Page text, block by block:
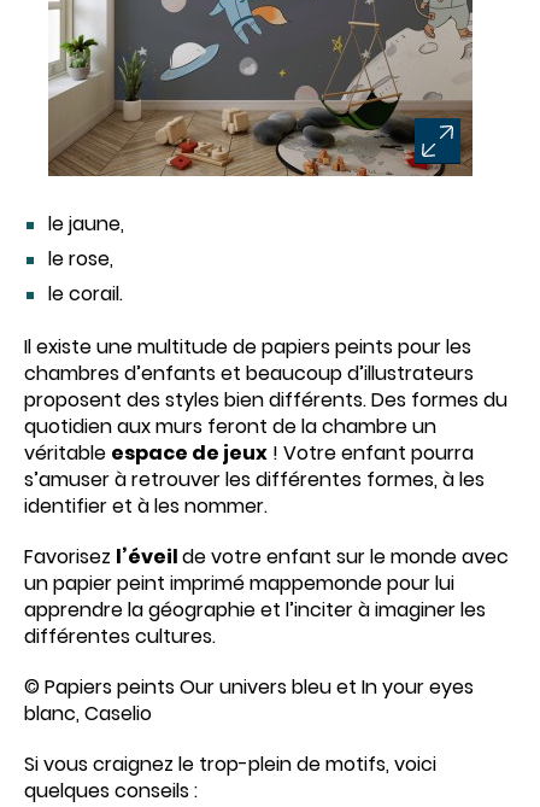
le jaune,
le rose,
le corail.
Il existe une multitude de papiers peints pour les
chambres d’enfants et beaucoup d’illustrateurs
proposent des styles bien différents. Des formes du
quotidien aux murs feront de la chambre un
véritable espace de jeux ! Votre enfant pourra
s’amuser à retrouver les différentes formes, à les
identifier et à les nommer.
Favorisez l’éveilde votre enfant sur le monde avec
un papier peint imprimé mappemonde pour lui
apprendre la géographie et l’inciter à imaginer les
différentes cultures.
© Papiers peints Our univers bleu et In your eyes
blanc, Caselio
Si vous craignez le trop-plein de motifs, voici
quelques conseils :